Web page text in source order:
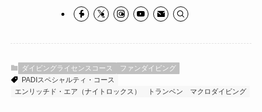
ダイビングライセンスコース
ファンダイビング
PADIスペシャルティ・コース
エンリッチド・エア（ナイトロックス）
トランベン マクロダイビング